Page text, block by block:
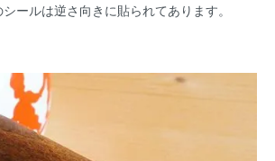
ールは逆さ向きに貼られてあります。